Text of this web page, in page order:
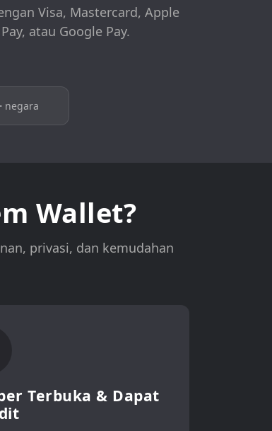
Visa, Mastercard, Apple
Pay, atau Google Pay.
negara
Wallet?
privasi, dan kemudahan
Terbuka & Dapat